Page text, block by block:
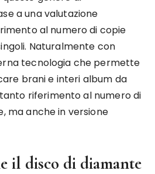
a una valutazione
al numero di copie
Naturalmente con
tecnologia che permette
brani e interi album da
riferimento al numero di
ma anche in versione
il disco di diamante